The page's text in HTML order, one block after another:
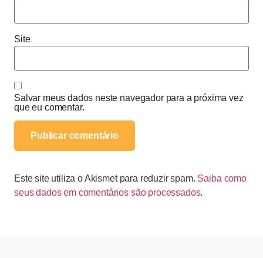
Site
Salvar meus dados neste navegador para a próxima vez
que eu comentar.
Este site utiliza o Akismet para reduzir spam. Saiba como
seus dados em comentários são processados.